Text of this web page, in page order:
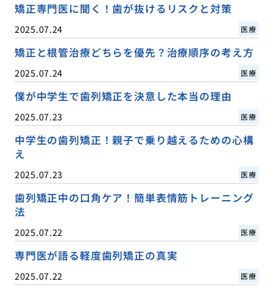
矯正専門医に聞く！歯が抜けるリスクと対策
2025.07.24 医療
矯正と根管治療どちらを優先？治療順序の考え方
2025.07.24 医療
僕が中学生で歯列矯正を決意した本当の理由
2025.07.23 医療
中学生の歯列矯正！親子で乗り越えるための心構
え
2025.07.23 医療
歯列矯正中の口角ケア！簡単表情筋トレーニング
法
2025.07.22 医療
専門医が語る軽度歯列矯正の真実
2025.07.22 医療